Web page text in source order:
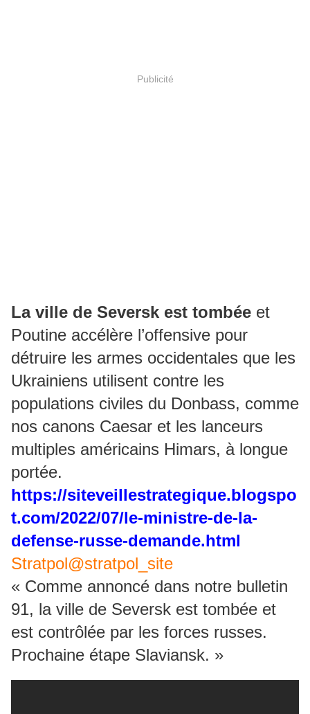
Publicité
La ville de Seversk est tombée et
Poutine accélère l’offensive pour
détruire les armes occidentales que les
Ukrainiens utilisent contre les
populations civiles du Donbass, comme
nos canons Caesar et les lanceurs
multiples américains Himars, à longue
portée.
https://siteveillestrategique.blogspo
t.com/2022/07/le-ministre-de-la-
defense-russe-demande.html
Stratpol@stratpol_site
« Comme annoncé dans notre bulletin
91, la ville de Seversk est tombée et
est contrôlée par les forces russes.
Prochaine étape Slaviansk. »